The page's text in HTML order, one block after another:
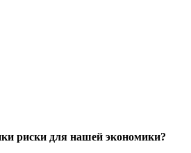
риски для нашей экономики?